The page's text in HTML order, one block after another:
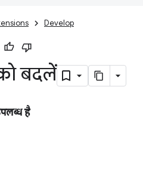
Develop
बदलें
है